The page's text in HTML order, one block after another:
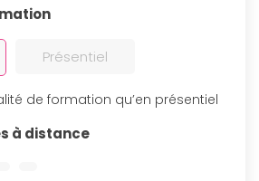
Présentiel
de formation qu’en présentiel
à distance